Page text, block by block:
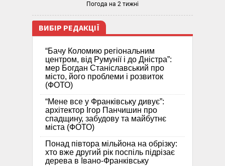
Погода на 2 тижні
ВИБІР РЕДАКЦІЇ
“Бачу Коломию регіональним
центром, від Румунії і до Дністра”:
мер Богдан Станіславський про
місто, його проблеми і розвиток
(ФОТО)
“Мене все у Франківську дивує”:
архітектор Ігор Панчишин про
спадщину, забудову та майбутнє
міста (ФОТО)
Понад півтора мільйона на обрізку:
хто вже другий рік поспіль підрізає
дерева в Івано-Франківську